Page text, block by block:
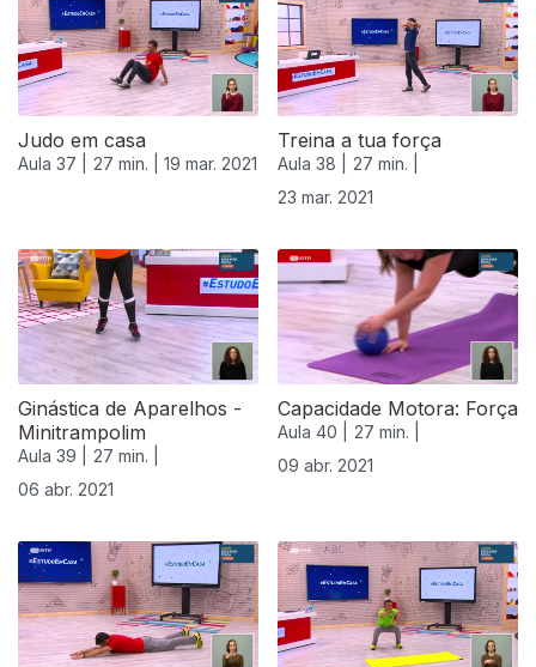
Judo em casa
Aula 37 | 27 min. | 19 mar. 2021
Treina a tua força
Aula 38 |
27 min. |
23 mar. 2021
Ginástica de Aparelhos -
Minitrampolim
Aula 39 |
27 min. |
06 abr. 2021
Capacidade Motora: Força
Aula 40 |
27 min. |
09 abr. 2021